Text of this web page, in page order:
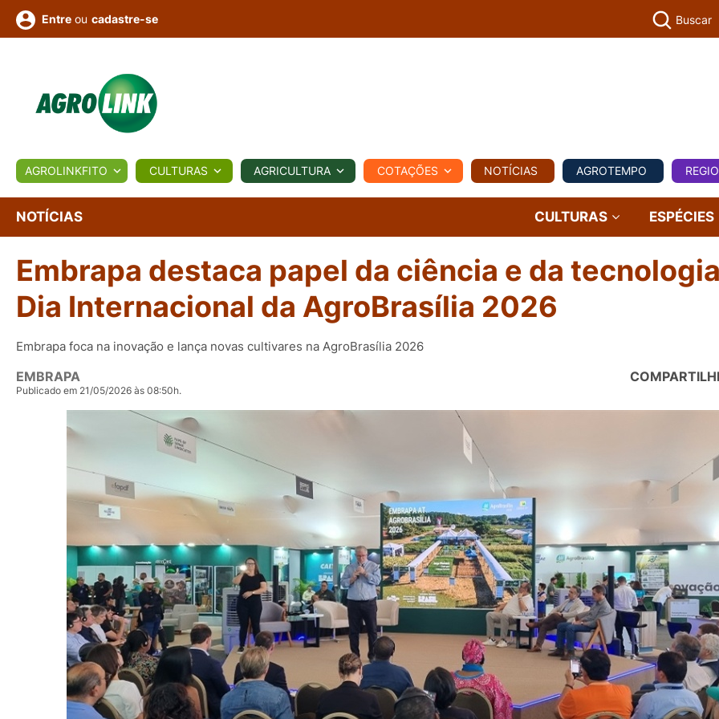
BIOLÓGICOS COTAÇÕES NOTÍCIAS AGROTEMPO REGIONAL COMERCIAL AGROVIAGENS
Conversor Colunistas Eventos
e
Vídeos
Entre ou cadastre-se Buscar
AGROLINKFITO CULTURAS AGRICULTURA COTAÇÕES NOTÍCIAS AGROTEMPO
NOTÍCIAS CULTURAS ESPÉCIES
Embrapa destaca papel da ciência e da
Dia Internacional da AgroBrasília 2026
Embrapa foca na inovação e lança novas cultivares na AgroBrasília 2026
EMBRAPA
Publicado em 21/05/2026 às 08:50h.